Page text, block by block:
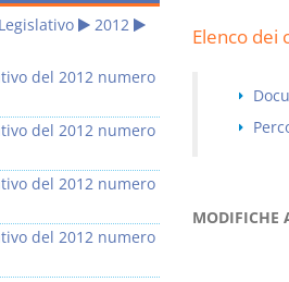
Elenco dei
MODIFICHE
2012
del 2012 numero
del 2012 numero
del 2012 numero
del 2012 numero